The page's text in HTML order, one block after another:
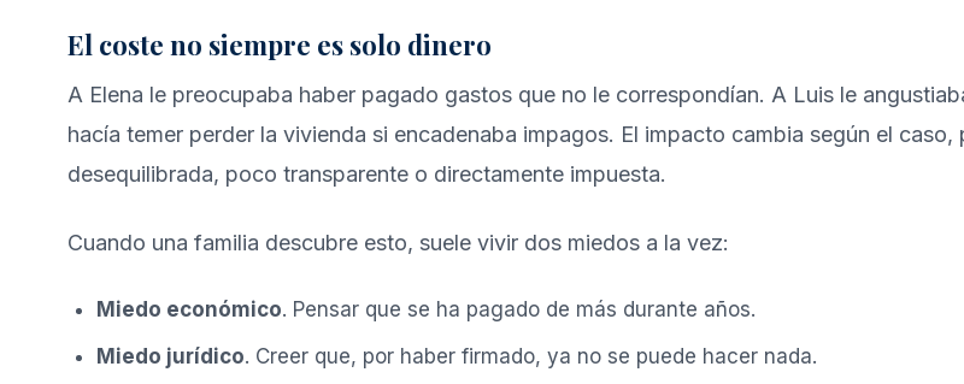
El coste no siempre es solo dinero
A Elena le preocupaba haber pagado gastos que no le correspondían. A Luis le
hacía temer perder la vivienda si encadenaba impagos. El impacto cambia según el
desequilibrada, poco transparente o directamente impuesta.
Cuando una familia descubre esto, suele vivir dos miedos a la vez:
Miedo económico. Pensar que se ha pagado de más durante años.
Miedo jurídico. Creer que, por haber firmado, ya no se puede hacer nada.